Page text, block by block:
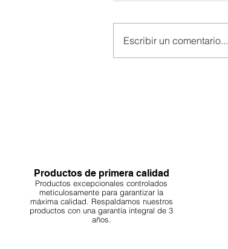
Escribir un comentario...
Productos de primera calidad
Productos excepcionales controlados
meticulosamente para garantizar la
máxima calidad. Respaldamos nuestros
productos con una garantía integral de 3
años.